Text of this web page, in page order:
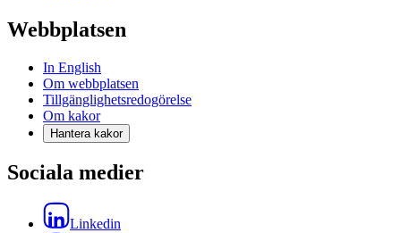
Webbplatsen
In English
Om webbplatsen
Tillgänglighetsredogörelse
Om kakor
Hantera kakor
Sociala medier
Linkedin